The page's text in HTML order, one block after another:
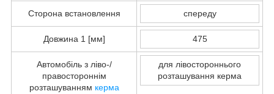
Сторона встановлення спереду
Довжина 1 [мм] 475
Автомобіль з ліво-/
правостороннім
розташуванням керма
для лівостороннього
розташування керма